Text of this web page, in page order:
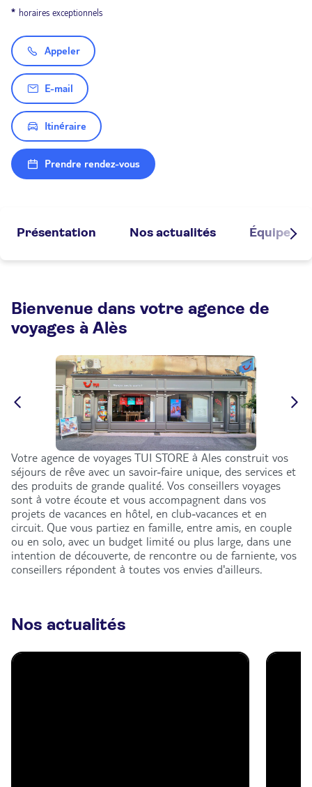
* horaires exceptionnels
Appeler
E-mail
Itinéraire
Prendre rendez-vous
Présentation Nos actualités Équipe
Bienvenue dans votre agence de
voyages à Alès
Votre agence de voyages TUI STORE à Ales construit vos
séjours de rêve avec un savoir-faire unique, des services et
des produits de grande qualité. Vos conseillers voyages
sont à votre écoute et vous accompagnent dans vos
projets de vacances en hôtel, en club-vacances et en
circuit. Que vous partiez en famille, entre amis, en couple
ou en solo, avec un budget limité ou plus large, dans une
intention de découverte, de rencontre ou de farniente, vos
conseillers répondent à toutes vos envies d'ailleurs.
Nos actualités